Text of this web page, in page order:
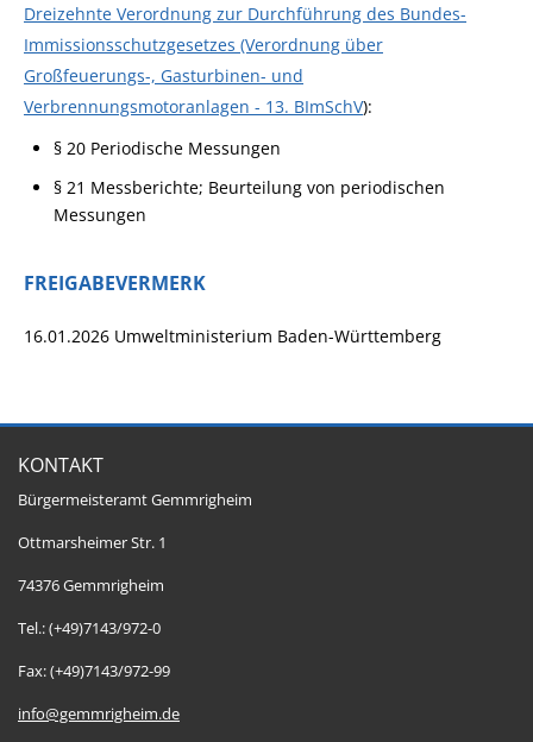
Dreizehnte Verordnung zur Durchführung des Bundes-
Immissionsschutzgesetzes (Verordnung über
Großfeuerungs-, Gasturbinen- und
Verbrennungsmotoranlagen - 13. BImSchV):
§ 20 Periodische Messungen
§ 21 Messberichte; Beurteilung von periodischen
Messungen
FREIGABEVERMERK
16.01.2026 Umweltministerium Baden-Württemberg
KONTAKT
Bürgermeisteramt Gemmrigheim
Ottmarsheimer Str. 1
74376 Gemmrigheim
Tel.: (+49)7143/972-0
Fax: (+49)7143/972-99
info@gemmrigheim.de